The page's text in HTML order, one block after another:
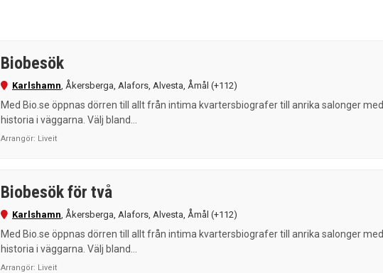
Biobesök
Karlshamn, Åkersberga, Alafors, Alvesta, Åmål (+112)
Med Bio.se öppnas dörren till allt från intima kvartersbiografer till anrika salonger med
historia i väggarna. Välj bland...
Arrangör: Liveit
Biobesök för två
Karlshamn, Åkersberga, Alafors, Alvesta, Åmål (+112)
Med Bio.se öppnas dörren till allt från intima kvartersbiografer till anrika salonger med
historia i väggarna. Välj bland...
Arrangör: Liveit